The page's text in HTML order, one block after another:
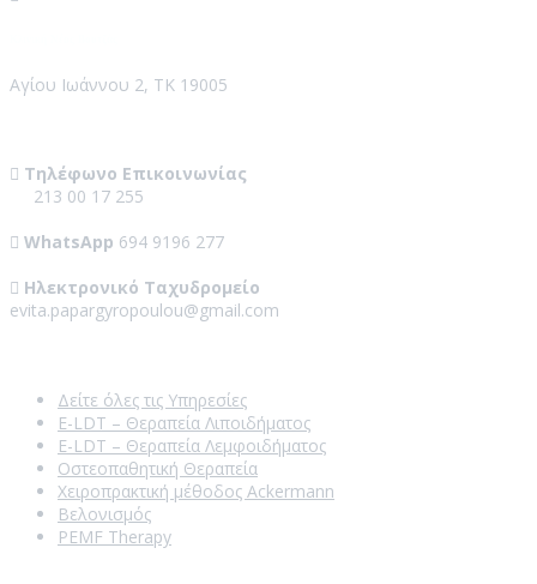
Αγίου Ιωάννου 2, ΤΚ 19005
Τηλέφωνο Επικοινωνίας
213 00 17 255
WhatsApp 694 9196 277
Ηλεκτρονικό Ταχυδρομείο
evita.papargyropoulou@gmail.com
Δείτε όλες τις Υπηρεσίες
E-LDT – Θεραπεία Λιποιδήματος
E-LDT – Θεραπεία Λεμφοιδήματος
Οστεοπαθητική Θεραπεία
Χειροπρακτική μέθοδος Ackermann
Βελονισμός
PEMF Therapy